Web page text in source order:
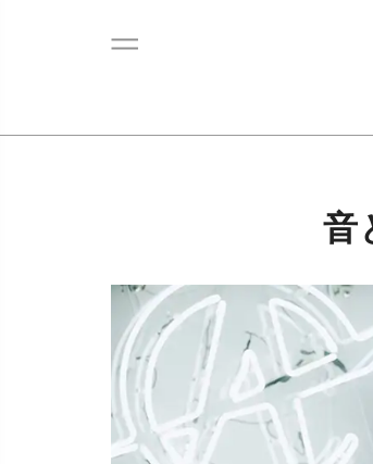
音